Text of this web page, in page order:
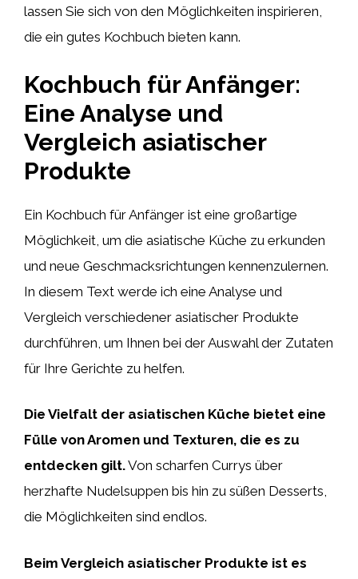
lassen Sie sich von den Möglichkeiten inspirieren,
die ein gutes Kochbuch bieten kann.
Kochbuch für Anfänger:
Eine Analyse und
Vergleich asiatischer
Produkte
Ein Kochbuch für Anfänger ist eine großartige
Möglichkeit, um die asiatische Küche zu erkunden
und neue Geschmacksrichtungen kennenzulernen.
In diesem Text werde ich eine Analyse und
Vergleich verschiedener asiatischer Produkte
durchführen, um Ihnen bei der Auswahl der Zutaten
für Ihre Gerichte zu helfen.
Die Vielfalt der asiatischen Küche bietet eine
Fülle von Aromen und Texturen, die es zu
entdecken gilt.Von scharfen Currys über
herzhafte Nudelsuppen bis hin zu süßen Desserts,
die Möglichkeiten sind endlos.
Beim Vergleich asiatischer Produkte ist es